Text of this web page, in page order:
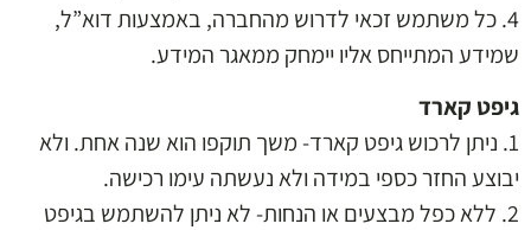
4. כל משתמש זכאי לדרוש מהחברה, באמצעות דוא”ל,
שמידע המתייחס אליו יימחק ממאגר המידע.
גיפט קארד
1. ניתן לרכוש גיפט קארד- משך תוקפו הוא שנה אחת. ולא
יבוצע החזר כספי במידה ולא נעשתה עימו רכישה.
2. ללא כפל מבצעים או הנחות- לא ניתן להשתמש בגיפט